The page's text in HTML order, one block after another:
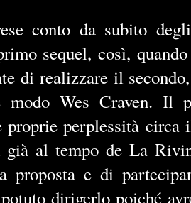
conto da subito
sequel, così,
di realizzare il
modo Wes Craven. Il
proprie perplessità
al tempo de La
proposta e di
dirigerlo poiché